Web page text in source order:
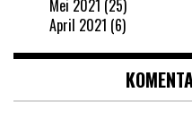
Mei 2021 (25)
April 2021 (6)